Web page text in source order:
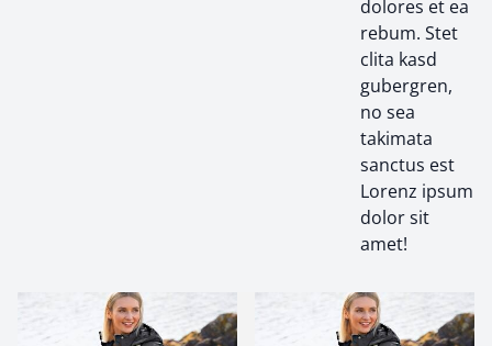
dolores et ea
rebum. Stet
clita kasd
gubergren,
no sea
takimata
sanctus est
Lorenz ipsum
dolor sit
amet!